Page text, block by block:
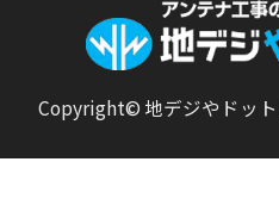
Copyright© 地デジやドッ